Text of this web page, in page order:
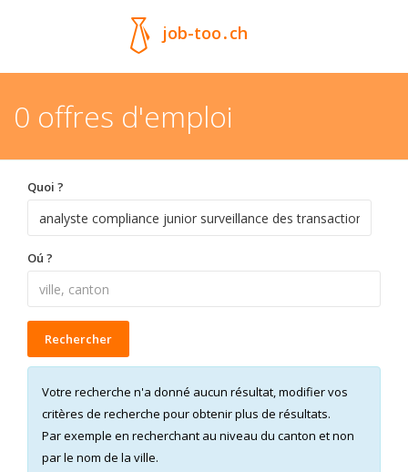
job-too.ch
0 offres d'emploi
Quoi ?
Oú ?
Rechercher
Votre recherche n'a donné aucun résultat, modifier vos
critères de recherche pour obtenir plus de résultats.
Par exemple en recherchant au niveau du canton et non
par le nom de la ville.